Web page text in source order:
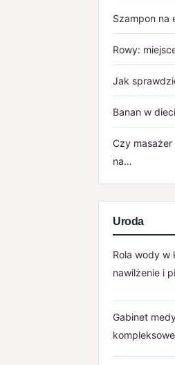
Szampon na
Rowy:
Jak
Banan w
Czy masażer
na…
Uroda
Rola wody w
nawilżenie i
Gabinet